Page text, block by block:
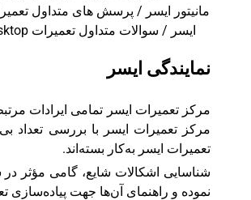
ایسر / سوالات متداول تعمیرات desktop ایسر/ سوالات متداول تعمیرات کامپیوتر ایسر / سوالات متداول تعمیرات پروژکتور ایسر / سوالات متداول تعمیرات لپ‌تاپ ایسر
نمایندگی ایسر
مرکز تعمیرات ایسر تمامی ایرادات
مرکز تعمیرات ایسر با بررسی تعداد
تعمیرات ایسر به‌کار بسته‌‌اند.
شناسایی اشکالات شایع، گامی مؤثر
نموده و راهنمای آن‌ها جهت